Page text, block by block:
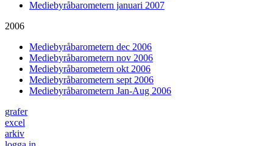
Mediebyråbarometern januari 2007
2006
Mediebyråbarometern dec 2006
Mediebyråbarometern nov 2006
Mediebyråbarometern okt 2006
Mediebyråbarometern sept 2006
Mediebyråbarometern Jan-Aug 2006
grafer
excel
arkiv